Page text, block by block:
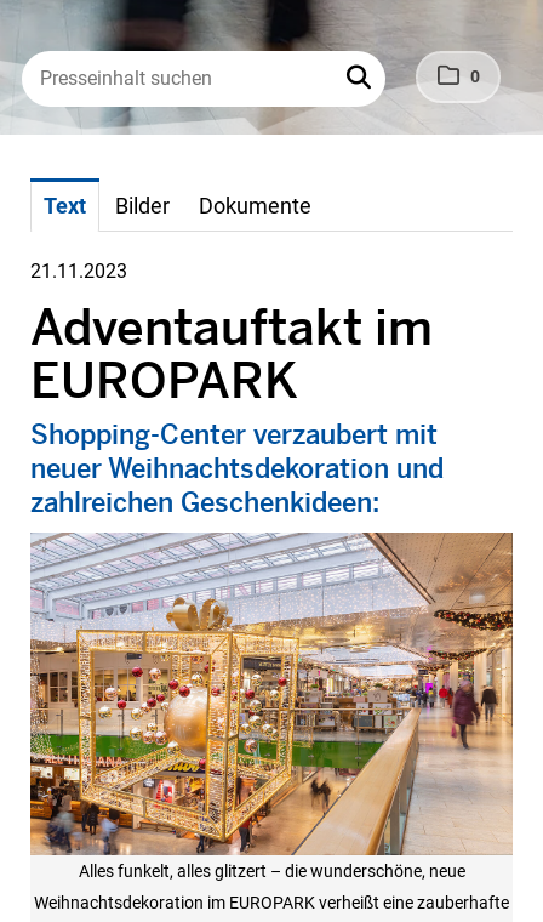
0
Text Bilder Dokumente
21.11.2023
Adventauftakt im
EUROPARK
Shopping-Center verzaubert mit
neuer Weihnachtsdekoration und
zahlreichen Geschenkideen:
Alles funkelt, alles glitzert – die wunderschöne, neue
Weihnachtsdekoration im EUROPARK verheißt eine zauberhafte